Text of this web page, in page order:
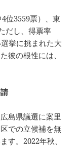
位3559票）、東
だし、得票率
挙に挑まれた大
彼の根性には、
島県議選に案里
での立候補を無
す。2022年秋、